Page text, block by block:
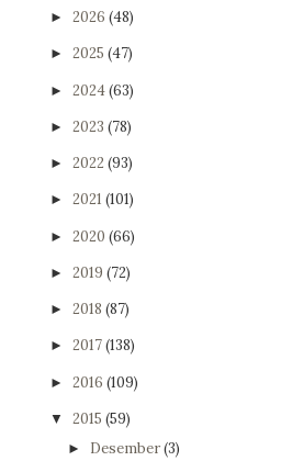
► 2026 (48)
► 2025 (47)
► 2024(63)
► 2023 (78)
► 2022 (93)
► 2021 (101)
► 2020 (66)
► 2019 (72)
► 2018 (87)
► 2017(138)
► 2016 (109)
▼ 2015 (59)
► Desember(3)